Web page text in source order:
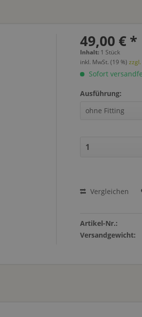
49,00 € *
Inhalt: 1 Stück
inkl. MwSt. (19 %)
Sofort
Ausführung:
Vergleichen
Artikel-Nr.:
Versandgewicht: